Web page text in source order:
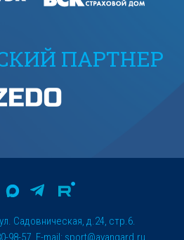
ПАРТНЕР
Садовническая, д.24, стр.6.
98-57. E-mail: sport@avangard.ru